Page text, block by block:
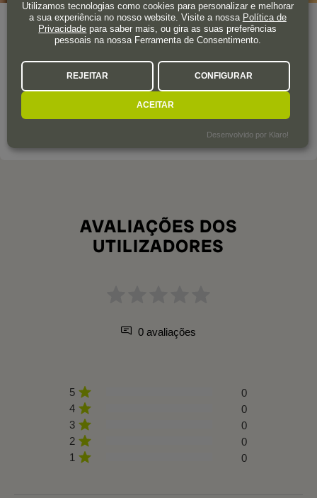
Ano de fundação 1983
das referências vinícolas da região. Possui diversos prémios,
AVALIAÇÕES DOS
UTILIZADORES
0 avaliações
5
0
4
0
3
0
2
0
1
0
Utilizamos tecnologias como cookies para personalizar e melhorar
a sua experiência no nosso website. Visite a nossa Política de
Privacidade para saber mais, ou gira as suas preferências
pessoais na nossa Ferramenta de Consentimento.
REJEITAR CONFIGURAR
ACEITAR
Desenvolvido por Klaro!